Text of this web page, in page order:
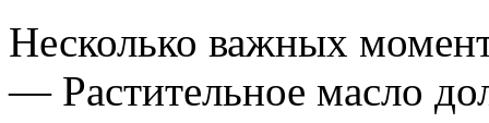
Несколько важных
— Растительное масло